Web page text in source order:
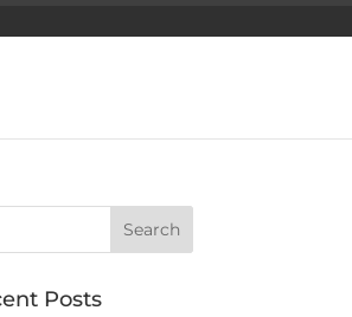
Posts